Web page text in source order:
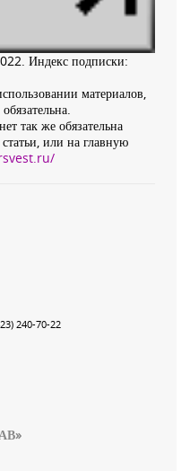
Индекс подписки:
материалов,
так же обязательна
или на главную
240-70-22